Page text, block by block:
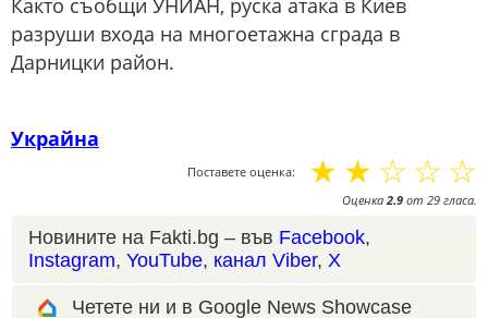
Както съобщи УНИАН, руска атака в Киев
разруши входа на многоетажна сграда в
Дарницки район.
Украйна
Поставете оценка: ☆
☆
☆
☆
☆
Оценка2.9 от 29 гласа.
Новините на Fakti.bg – във Facebook,
Instagram, YouTube, канал Viber, X
Четете ни и в Google News Showcase